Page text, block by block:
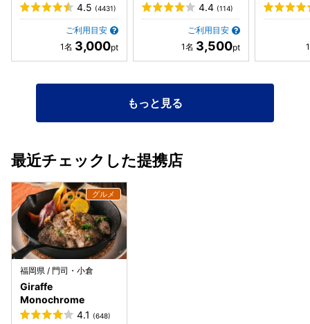
ピ門司港
4.5 (4431)
ご利用目安
3,000
4.4 (114)
ご利用目安
3,500
MAEDA
もっと見る
最近チェックした提携店
福岡県 / 門司・小倉
Giraffe
Monochrome
4.1 (648)